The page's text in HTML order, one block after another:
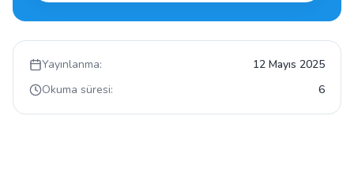
Yayınlanma:
12 Mayıs 2025
Okuma süresi:
6